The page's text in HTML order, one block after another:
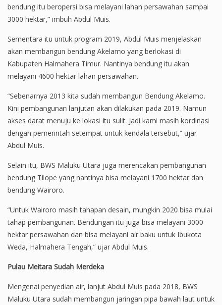
bendung itu beropersi bisa melayani lahan persawahan sampai
3000 hektar,” imbuh Abdul Muis.
Sementara itu untuk program 2019, Abdul Muis menjelaskan
akan membangun bendung Akelamo yang berlokasi di
Kabupaten Halmahera Timur. Nantinya bendung itu akan
melayani 4600 hektar lahan persawahan.
“Sebenarnya 2013 kita sudah membangun Bendung Akelamo.
Kini pembangunan lanjutan akan dilakukan pada 2019. Namun
akses darat menuju ke lokasi itu sulit. Jadi kami masih kordinasi
dengan pemerintah setempat untuk kendala tersebut,” ujar
Abdul Muis.
Selain itu, BWS Maluku Utara juga merencakan pembangunan
bendung Tilope yang nantinya bisa melayani 1700 hektar dan
bendung Wairoro.
“Untuk Wairoro masih tahapan desain, mungkin 2020 bisa mulai
tahap pembangunan. Bendungan itu juga bisa melayani 3000
hektar persawahan dan bisa melayani air baku untuk Ibukota
Weda, Halmahera Tengah,” ujar Abdul Muis.
Pulau Meitara Sudah Merdeka
Mengenai penyedian air, lanjut Abdul Muis pada 2018, BWS
Maluku Utara sudah membangun jaringan pipa bawah laut untuk